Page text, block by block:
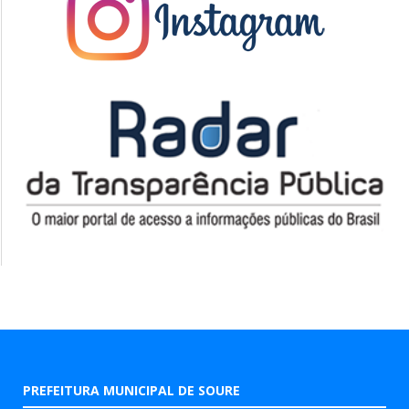
PREFEITURA MUNICIPAL DE SOURE